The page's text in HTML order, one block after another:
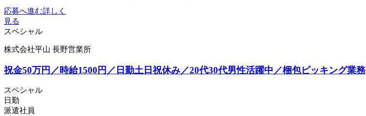
応募へ進む詳しく
見る
スペシャル
株式会社平山 長野営業所
祝金50万円／時給1500円／日勤土日祝休み／20代30代男性活躍中／梱包ピッキング業務
スペシャル
日勤
派遣社員